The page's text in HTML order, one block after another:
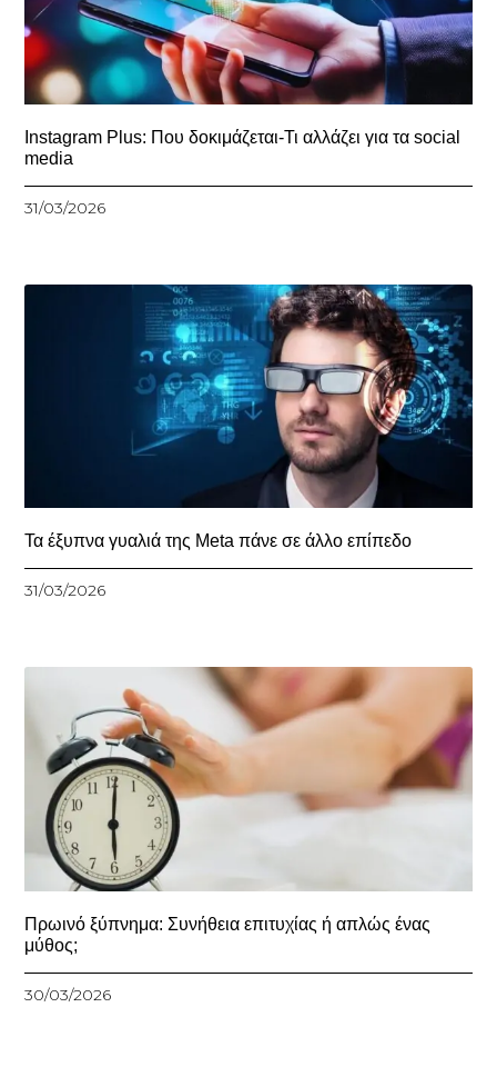
Instagram Plus: Που δοκιμάζεται-Τι αλλάζει για τα social
media
31/03/2026
Τα έξυπνα γυαλιά της Meta πάνε σε άλλο επίπεδο
31/03/2026
Πρωινό ξύπνημα: Συνήθεια επιτυχίας ή απλώς ένας
μύθος;
30/03/2026